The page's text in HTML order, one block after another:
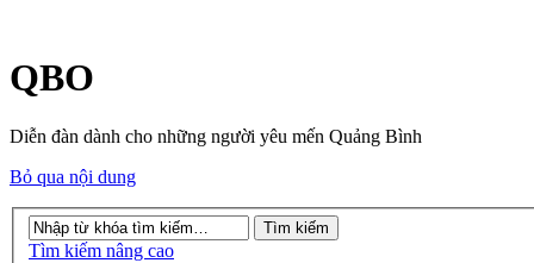
QBO
Diễn đàn dành cho những người yêu mến Quảng Bình
Bỏ qua nội dung
Tìm kiếm nâng cao